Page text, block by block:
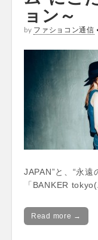
ョン～
by ファショコン通信
JAPAN”と、“永遠
「BANKER
Read more →